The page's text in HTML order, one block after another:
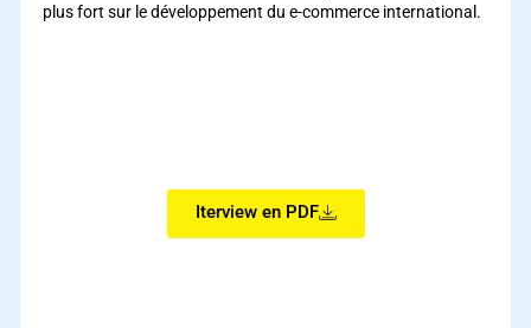
plus fort sur le développement du e-commerce international.
Iterview en PDF